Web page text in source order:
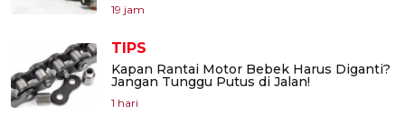
19 jam
TIPS
Kapan Rantai Motor Bebek Harus Diganti?
Jangan Tunggu Putus di Jalan!
1 hari